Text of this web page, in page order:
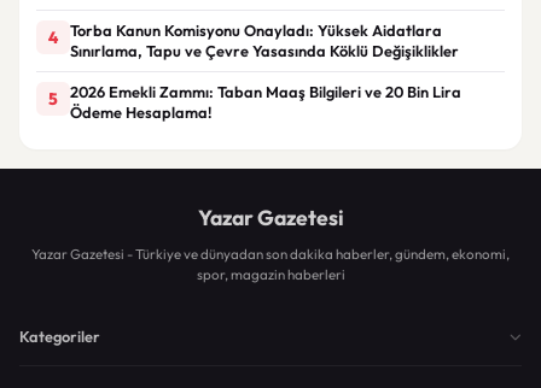
4
Torba Kanun Komisyonu Onayladı: Yüksek Aidatlara
Sınırlama, Tapu ve Çevre Yasasında Köklü Değişiklikler
5
2026 Emekli Zammı: Taban Maaş Bilgileri ve 20 Bin Lira
Ödeme Hesaplama!
Yazar Gazetesi
Yazar Gazetesi - Türkiye ve dünyadan son dakika haberler, gündem, ekonomi,
spor, magazin haberleri
Kategoriler